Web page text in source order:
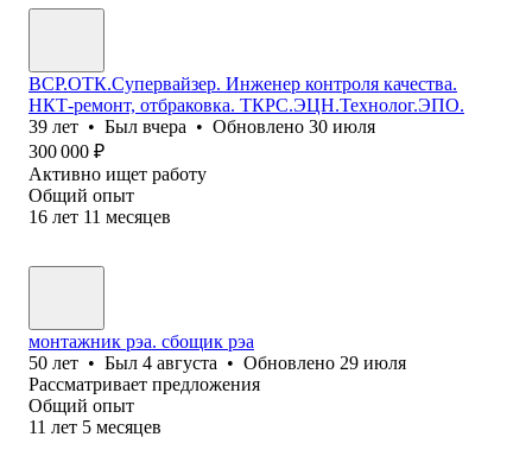
ВСР.ОТК.Супервайзер. Инженер контроля качества.
НКТ-ремонт, отбраковка. ТКРС.ЭЦН.Технолог.ЭПО.
39 лет • Был вчера • Обновлено 30 июля
300 000 ₽
Активно ищет работу
Общий опыт
16 лет 11 месяцев
монтажник рэа. сбощик рэа
50 лет • Был 4 августа • Обновлено 29 июля
Рассматривает предложения
Общий опыт
11 лет 5 месяцев